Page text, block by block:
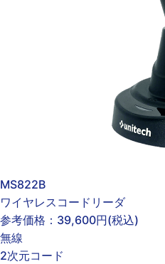
MS822B
ワイヤレスコードリーダ
参考価格： 39,600円(税込)
無線
2次元コード